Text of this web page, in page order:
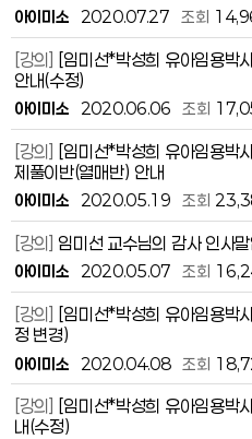
아이미소 2020.07.27 조회
[강의] [임미선*박성희 유아임용박
안내(수정)
아이미소 2020.06.06 조회
[강의] [임미선*박성희 유아임용
제풀이반(열매반) 안내
아이미소 2020.05.19 조회
[강의] 임미선 교수님의 감사 인사
아이미소 2020.05.07 조회
[강의] [임미선*박성희 유아임용박
정 변경)
아이미소 2020.04.08 조회
[강의] [임미선*박성희 유아임용박
내(수정)